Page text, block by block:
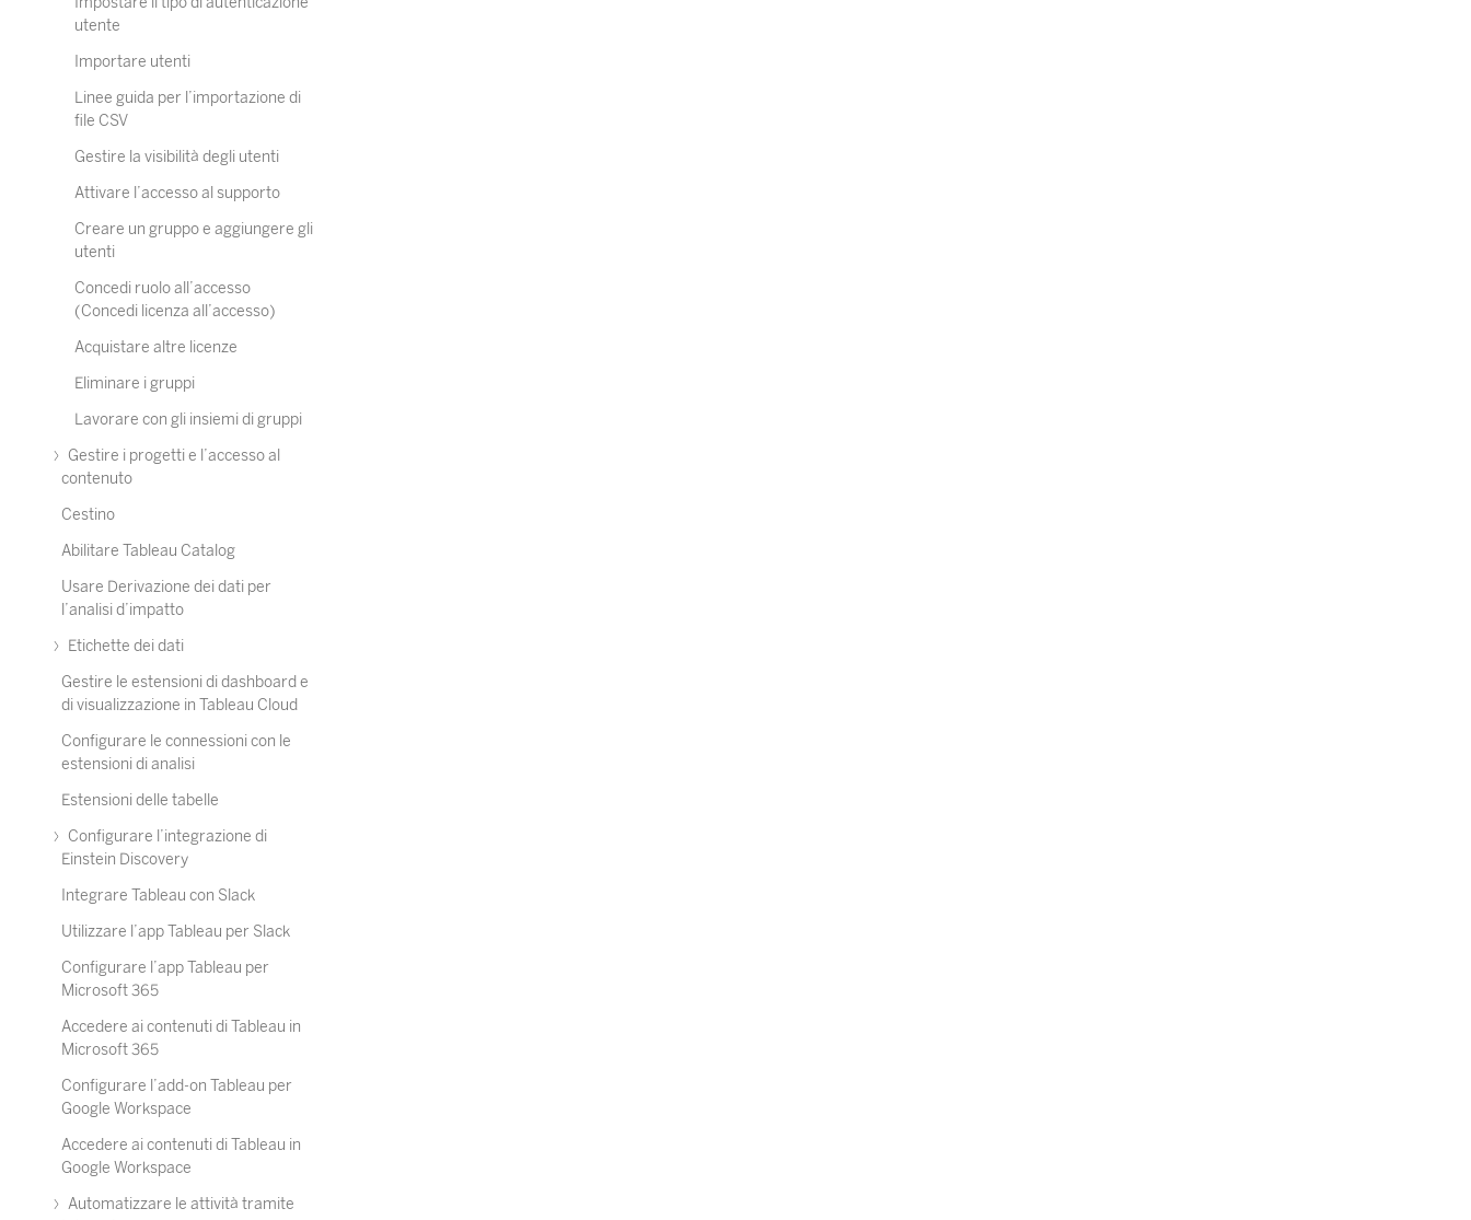
utente
Importare utenti
Linee guida per l’importazione di
file CSV
Gestire la visibilità degli utenti
Attivare l’accesso al supporto
Creare un gruppo e aggiungere gli
utenti
Concedi ruolo all’accesso
(Concedi licenza all’accesso)
Acquistare altre licenze
Eliminare i gruppi
Lavorare con gli insiemi di gruppi
Gestire i progetti e l’accesso al
contenuto
Cestino
Abilitare Tableau Catalog
Usare Derivazione dei dati per
l’analisi d’impatto
Etichette dei dati
Gestire le estensioni di dashboard e
di visualizzazione in Tableau Cloud
Configurare le connessioni con le
estensioni di analisi
Estensioni delle tabelle
Configurare l’integrazione di
Einstein Discovery
Integrare Tableau con Slack
Utilizzare l’app Tableau per Slack
Configurare l’app Tableau per
Microsoft 365
Accedere ai contenuti di Tableau in
Microsoft 365
Configurare l’add-on Tableau per
Google Workspace
Accedere ai contenuti di Tableau in
Google Workspace
Automatizzare le attività tramite